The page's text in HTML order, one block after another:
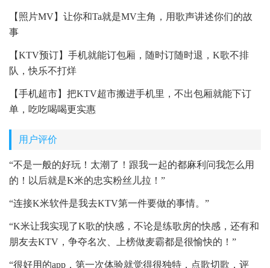
【照片MV】让你和Ta就是MV主角，用歌声讲述你们的故
事
【KTV预订】手机就能订包厢，随时订随时退，K歌不排
队，快乐不打烊
【手机超市】把KTV超市搬进手机里，不出包厢就能下订
单，吃吃喝喝更实惠
用户评价
“不是一般的好玩！太潮了！跟我一起的都麻利问我怎么用
的！以后就是K米的忠实粉丝儿拉！”
“连接K米软件是我去KTV第一件要做的事情。”
“K米让我实现了K歌的快感，不论是练歌房的快感，还有和
朋友去KTV，争夺名次、上榜做麦霸都是很愉快的！”
“很好用的app，第一次体验就觉得很独特，点歌切歌，评